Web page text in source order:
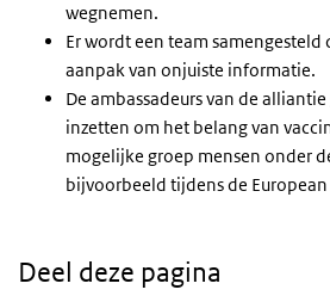
wegnemen.
Er wordt een team
aanpak van onjuiste informatie.
De ambassadeurs van de
inzetten om het belang van
mogelijke groep mensen onder
bijvoorbeeld tijdens de
Deel deze pagina